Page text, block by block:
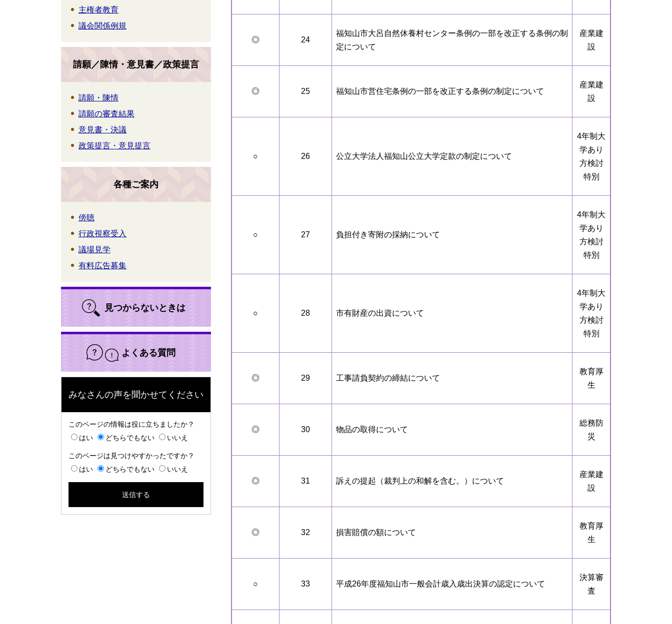
◎ 24
福知山市大呂自然休養村センター条例の一部を改正する条例の制
定について
産業建
設
◎ 25 福知山市営住宅条例の一部を改正する条例の制定について
産業建
設
○ 26 公立大学法人福知山公立大学定款の制定について
4年制大
学あり
方検討
特別
○ 27 負担付き寄附の採納について
4年制大
学あり
方検討
特別
○ 28 市有財産の出資について
4年制大
学あり
方検討
特別
◎ 29 工事請負契約の締結について
教育厚
生
◎ 30 物品の取得について
総務防
災
◎ 31 訴えの提起（裁判上の和解を含む。）について
産業建
設
◎ 32 損害賠償の額について
教育厚
生
○ 33 平成26年度福知山市一般会計歳入歳出決算の認定について
決算審
査
主権者教育
議会関係例規
請願／陳情・意見書／政策提言
請願・陳情
請願の審査結果
意見書・決議
政策提言・意見提言
各種ご案内
傍聴
行政視察受入
議場見学
有料広告募集
見つからないときは
よくある質問
みなさんの声を聞かせてください
このページの情報は役に立ちましたか？
はい
どちらでもない いいえ
このページは見つけやすかったですか？
はい
どちらでもない いいえ